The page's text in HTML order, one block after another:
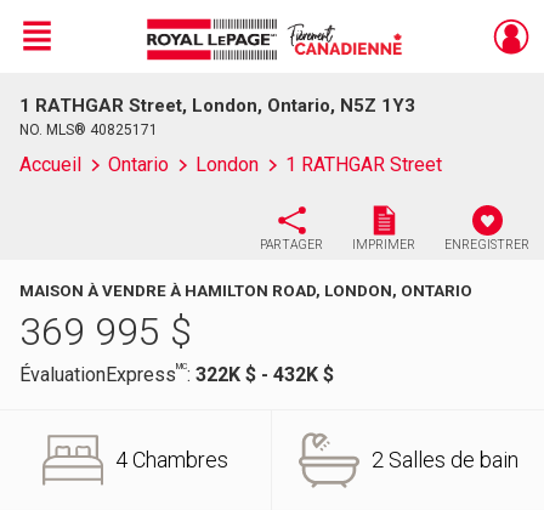
Live
En Direct
Menu
1 RATHGAR Street, London, Ontario, N5Z 1Y3
NO. MLS® 40825171
Accueil Ontario London 1 RATHGAR Street
PARTAGER IMPRIMER ENREGISTRER
MAISON À VENDRE À HAMILTON ROAD, LONDON, ONTARIO
369 995 $
ÉvaluationExpressMC: 322K $ - 432K $
4 Chambres 2 Salles de bain